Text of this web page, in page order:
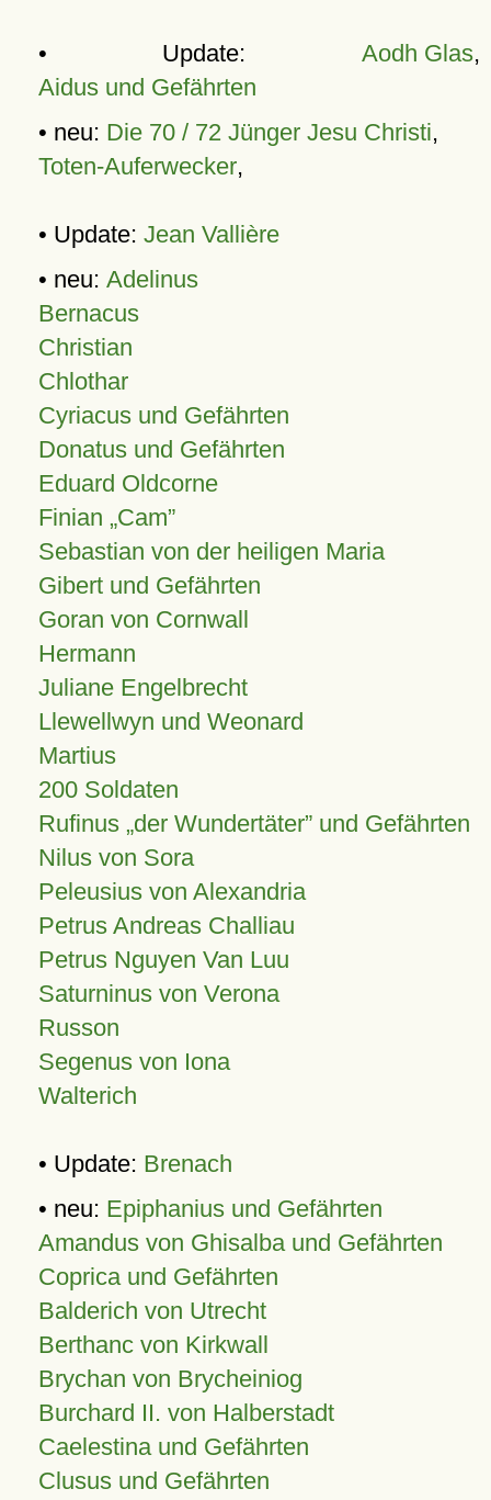
• Update: Aodh Glas,
Aidus und Gefährten
• neu: Die 70 / 72 Jünger Jesu Christi,
Toten-Auferwecker,
• Update: Jean Vallière
• neu: Adelinus
Bernacus
Christian
Chlothar
Cyriacus und Gefährten
Donatus und Gefährten
Eduard Oldcorne
Finian Cam
Sebastian von der heiligen Maria
Gibert und Gefährten
Goran von Cornwall
Hermann
Juliane Engelbrecht
Llewellwyn und Weonard
Martius
200 Soldaten
Rufinus „der Wundertäter” und Gefährten
Nilus von Sora
Peleusius von Alexandria
Petrus Andreas Challiau
Petrus Nguyen Van Luu
Saturninus von Verona
Russon
Segenus von Iona
Walterich
• Update: Brenach
• neu: Epiphanius und Gefährten
Amandus von Ghisalba und Gefährten
Coprica und Gefährten
Balderich von Utrecht
Berthanc von Kirkwall
Brychan von Brycheiniog
Burchard II. von Halberstadt
Caelestina und Gefährten
Clusus und Gefährten